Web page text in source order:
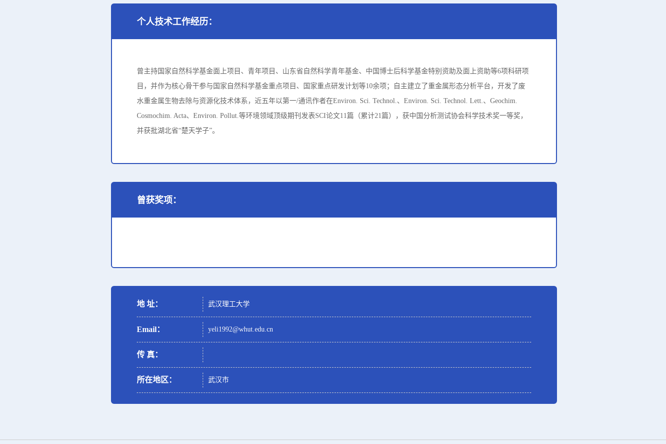
个人技术工作经历：
曾主持国家自然科学基金面上项目、青年项目、山东省自然科学青年基金、中国博士后科学基金特别资助及面上资助等6项科研项
目，并作为核心骨干参与国家自然科学基金重点项目、国家重点研发计划等10余项；自主建立了重金属形态分析平台，开发了废
水重金属生物去除与资源化技术体系，近五年以第一/通讯作者在Environ. Sci. Technol.、Environ. Sci. Technol. Lett.、Geochim.
Cosmochim. Acta、Environ. Pollut.等环境领域顶级期刊发表SCI论文11篇（累计21篇），获中国分析测试协会科学技术奖一等奖，
并获批湖北省“楚天学子”。
曾获奖项：
地 址： 武汉理工大学
Email： yeli1992@whut.edu.cn
传 真：
所在地区： 武汉市